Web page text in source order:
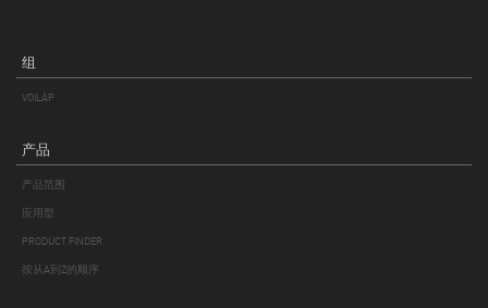
组
VOILÀP
产品
产品范围
应用型
PRODUCT FINDER
按从A到Z的顺序